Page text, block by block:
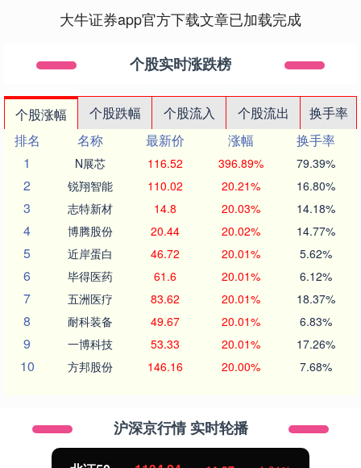
大牛证券app官方下载文章已加载完成
个股实时涨跌榜
个股涨幅 个股跌幅 个股流入 个股流出
换手率
排名
名称 最新价 涨幅
换手率
1
N展芯 116.52 396.89% 79.39%
2 锐翔智能 110.02 20.21% 16.80%
3 志特新材 14.8 20.03% 14.18%
4 博腾股份 20.44 20.02% 14.77%
5 近岸蛋白 46.72 20.01% 5.62%
6 毕得医药 61.6 20.01% 6.12%
7 五洲医疗 83.62 20.01% 18.37%
8 耐科装备 49.67 20.01% 6.83%
9 一博科技 53.33 20.01% 17.26%
10 方邦股份 146.16 20.00% 7.68%
沪深京行情 实时轮播